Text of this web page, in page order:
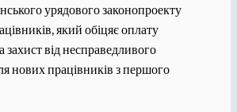
урядового законопроекту
який обіцяє оплату
захист від несправедливого
нових працівників з першого